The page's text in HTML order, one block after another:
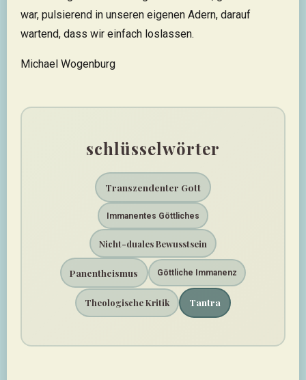
war, pulsierend in unseren eigenen Adern, darauf
wartend, dass wir einfach loslassen.
Michael Wogenburg
schlüsselwörter
Transzendenter Gott
Immanentes Göttliches
Nicht-duales Bewusstsein
Panentheismus Göttliche Immanenz
Theologische Kritik Tantra